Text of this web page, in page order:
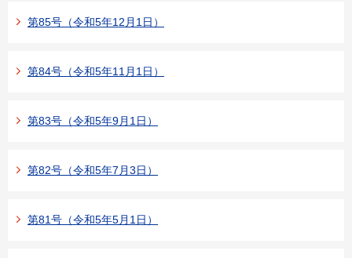
第85号（令和5年12月1日）
第84号（令和5年11月1日）
第83号（令和5年9月1日）
第82号（令和5年7月3日）
第81号（令和5年5月1日）